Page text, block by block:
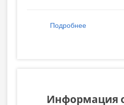
Подробнее
Информация